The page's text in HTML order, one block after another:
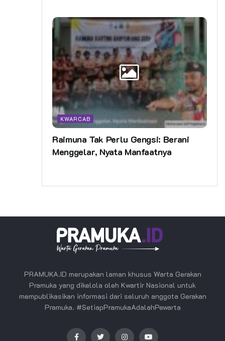
KWARCAB
Raimuna Tak Perlu Gengsi: Berani
Menggelar, Nyata Manfaatnya
PRAMUKA.ID merupakan laman khusus Warta Gerakan
Pramuka yang dikelola oleh Kwartir Nasional untuk
mempublikasikan informasi dari seluruh anggota Gerakan
Pramuka. #SetiapPramukaAdalahPewarta